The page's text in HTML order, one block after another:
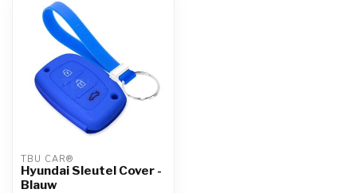
TBU CAR®
Hyundai Sleutel Cover -
Blauw